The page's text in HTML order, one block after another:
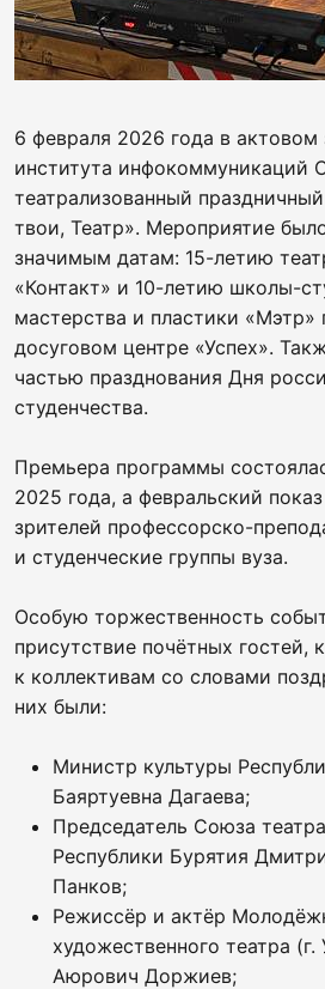
6 февраля 2026 года в актовом
института инфокоммуникаций
театрализованный
твои, Театр». Мероприятие
значимым датам: 15-летию
«Контакт» и 10-летию школы-
мастерства и пластики «Мэтр»
досуговом центре «Успех».
частью празднования Дня
студенчества.
Премьера программы
2025 года, а февральский
зрителей профессорско-
и студенческие группы вуза.
Особую торжественность
присутствие почётных гостей,
к коллективам со словами
них были:
Министр культуры
Баяртуевна Дагаева;
Председатель Союза
Республики Бурятия
Панков;
Режиссёр и актёр
художественного театра
Аюрович Доржиев;